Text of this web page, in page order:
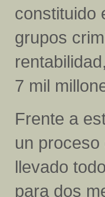
constituido
grupos
7 mil
Frente a
un
llevado
para dos